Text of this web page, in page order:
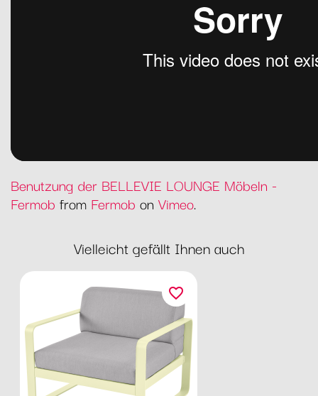
Benutzung der BELLEVIE LOUNGE Möbeln -
Fermob from Fermob on Vimeo.
Vielleicht gefällt Ihnen auch
favorite_border